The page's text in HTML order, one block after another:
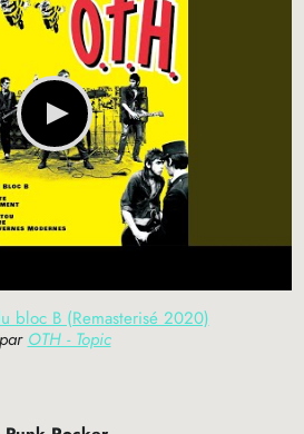
bloc B (Remasterisé 2020)
par OTH - Topic